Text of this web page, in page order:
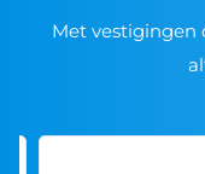
Met vestigingen